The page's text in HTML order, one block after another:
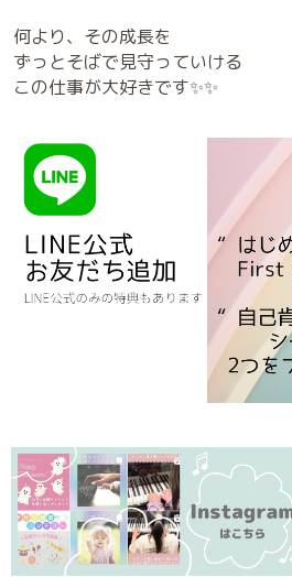
何より、その成長を
ずっとそばで見守っていける
この仕事が大好きです✨✨